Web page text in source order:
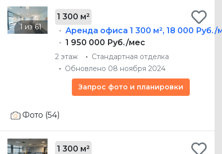
1 300 м²
Аренда офиса 1 300 м², 18 000 Руб./
1 950 000 Руб./мес
2 этаж
Стандартная отделка
Обновлено 08 ноября 2024
Запрос фото и планировки
Фото (54)
1 300 м²